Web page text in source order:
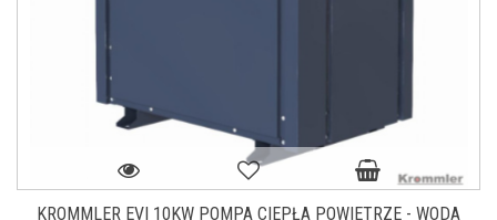
KROMMLER EVI 10KW POMPA CIEPŁA POWIETRZE - WODA